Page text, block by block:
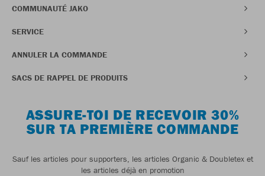
COMMUNAUTÉ JAKO
SERVICE
ANNULER LA COMMANDE
SACS DE RAPPEL DE PRODUITS
ASSURE-TOI DE RECEVOIR 30%
SUR TA PREMIÈRE COMMANDE
Sauf les articles pour supporters, les articles Organic & Doubletex et
les articles déjà en promotion